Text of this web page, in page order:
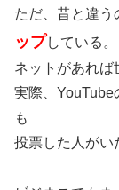
ただ、昔と違う
ップしている。
ネットがあれば
実際、YouTube
も
投票した人がい